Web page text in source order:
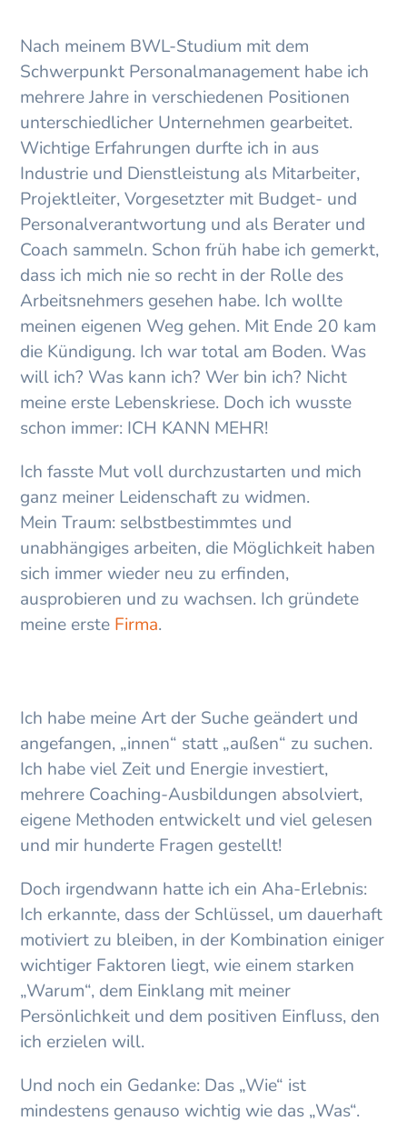
Nach meinem BWL-Studium mit dem
Schwerpunkt Personalmanagement habe ich
mehrere Jahre in verschiedenen Positionen
unterschiedlicher Unternehmen gearbeitet.
Wichtige Erfahrungen durfte ich in aus
Industrie und Dienstleistung als Mitarbeiter,
Projektleiter, Vorgesetzter mit Budget- und
Personalverantwortung und als Berater und
Coach sammeln. Schon früh habe ich gemerkt,
dass ich mich nie so recht in der Rolle des
Arbeitsnehmers gesehen habe. Ich wollte
meinen eigenen Weg gehen. Mit Ende 20 kam
die Kündigung. Ich war total am Boden. Was
will ich? Was kann ich? Wer bin ich? Nicht
meine erste Lebenskriese. Doch ich wusste
schon immer: ICH KANN MEHR!
Ich fasste Mut voll durchzustarten und mich
ganz meiner Leidenschaft zu widmen.
Mein Traum: selbstbestimmtes und
unabhängiges arbeiten, die Möglichkeit haben
sich immer wieder neu zu erfinden,
ausprobieren und zu wachsen. Ich gründete
meine erste Firma.
Ich habe meine Art der Suche geändert und
angefangen, „innen“ statt „außen“ zu suchen.
Ich habe viel Zeit und Energie investiert,
mehrere Coaching-Ausbildungen absolviert,
eigene Methoden entwickelt und viel gelesen
und mir hunderte Fragen gestellt!
Doch irgendwann hatte ich ein Aha-Erlebnis:
Ich erkannte, dass der Schlüssel, um dauerhaft
motiviert zu bleiben, in der Kombination einiger
wichtiger Faktoren liegt, wie einem starken
„Warum“, dem Einklang mit meiner
Persönlichkeit und dem positiven Einfluss, den
ich erzielen will.
Und noch ein Gedanke: Das „Wie“ ist
mindestens genauso wichtig wie das „Was“.